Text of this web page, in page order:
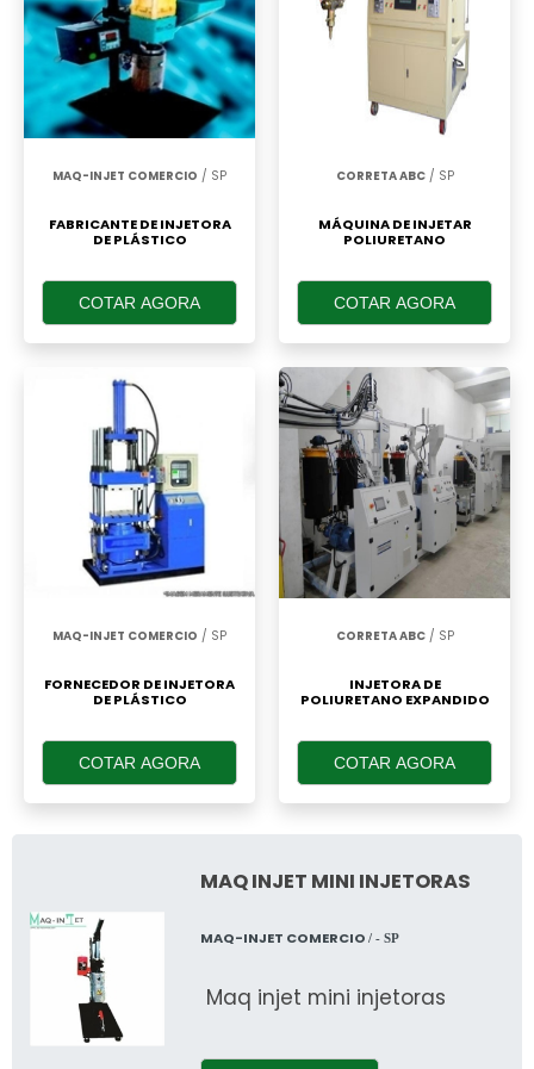
MAQ-INJET COMERCIO / SP
FABRICANTE DE INJETORA
DE PLÁSTICO
COTAR AGORA
CORRETA ABC/ SP
MÁQUINA DE INJETAR
POLIURETANO
COTAR AGORA
MAQ-INJET COMERCIO / SP
FORNECEDOR DE INJETORA
DE PLÁSTICO
COTAR AGORA
CORRETA ABC/ SP
INJETORA DE
POLIURETANO EXPANDIDO
COTAR AGORA
MAQ INJET MINI INJETORAS
MAQ-INJET COMERCIO / - SP
Maq injet mini injetoras